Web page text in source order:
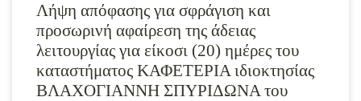
Λήψη απόφασης για σφράγιση και
προσωρινή αφαίρεση της άδειας
λειτουργίας για είκοσι (20) ημέρες του
καταστήματος ΚΑΦΕΤΕΡΙΑ ιδιοκτησίας
ΒΛΑΧΟΓΙΑΝΝΗ ΣΠΥΡΙΔΩΝΑ του